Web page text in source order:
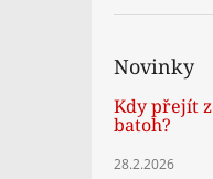
Novinky
Kdy přejít
batoh?
28.2.2026